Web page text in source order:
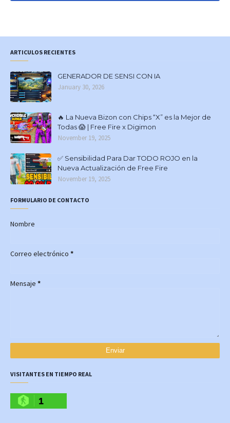
ARTICULOS RECIENTES
GENERADOR DE SENSI CON IA
January 30, 2026
🔥 La Nueva Bizon con Chips “X” es la Mejor de
Todas 😱 | Free Fire x Digimon
November 19, 2025
✅ Sensibilidad Para Dar TODO ROJO en la
Nueva Actualización de Free Fire
November 19, 2025
FORMULARIO DE CONTACTO
Nombre
Correo electrónico *
Mensaje *
VISITANTES EN TIEMPO REAL
1